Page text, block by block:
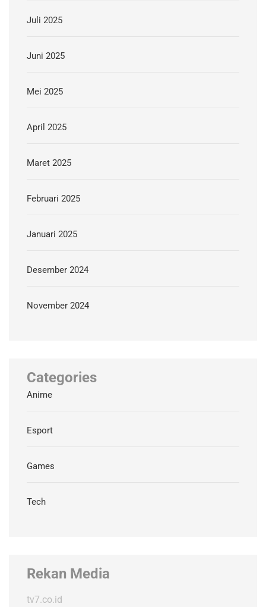
Juli 2025
Juni 2025
Mei 2025
April 2025
Maret 2025
Februari 2025
Januari 2025
Desember 2024
November 2024
Categories
Anime
Esport
Games
Tech
Rekan Media
tv7.co.id